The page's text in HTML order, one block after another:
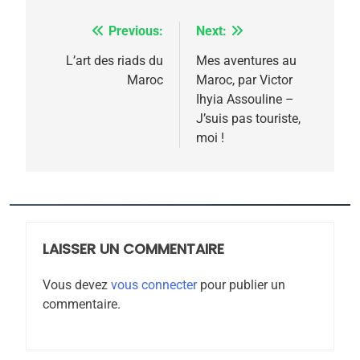
NavigationPrevious:
L’art des riads du
Maroc
Next:
Mes aventures au
Maroc, par Victor
Ihyia Assouline –
J’suis pas touriste,
moi !
LAISSER UN COMMENTAIRE
Vous devez vous connecterpour publier un
commentaire.
l’antisémitisme
FIÈRE, DIGNE ET RÉSILIENTE :
POURQUOI JE REVENDIQUE
MA JUDAÏTE par Thérèse
Zrihen-Dvir
JUDAISME
JUDAISME
8
Tafraout, le miel de Tadla